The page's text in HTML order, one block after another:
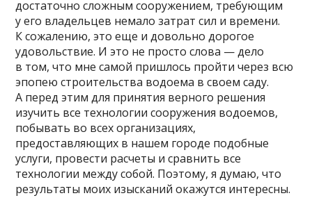
достаточно сложным сооружением, требующим
у его владельцев немало затрат сил и времени.
К сожалению, это еще и довольно дорогое
удовольствие. И это не просто слова — дело
в том, что мне самой пришлось пройти через всю
эпопею строительства водоема в своем саду.
А перед этим для принятия верного решения
изучить все технологии сооружения водоемов,
побывать во всех организациях,
предоставляющих в нашем городе подобные
услуги, провести расчеты и сравнить все
технологии между собой. Поэтому, я думаю, что
результаты моих изысканий окажутся интересны.